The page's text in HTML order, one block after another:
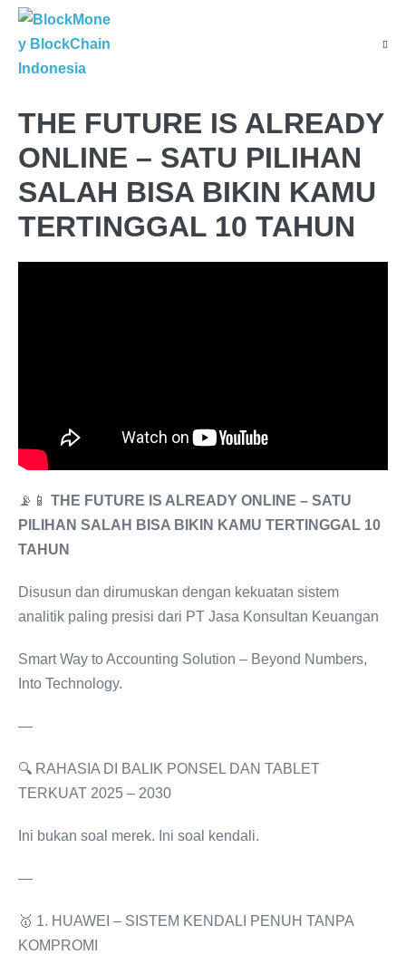
THE FUTURE IS ALREADY
ONLINE – SATU PILIHAN
SALAH BISA BIKIN KAMU
TERTINGGAL 10 TAHUN
📡📱 THE FUTURE IS ALREADY ONLINE – SATU
PILIHAN SALAH BISA BIKIN KAMU TERTINGGAL 10
TAHUN
Disusun dan dirumuskan dengan kekuatan sistem
analitik paling presisi dari PT Jasa Konsultan Keuangan
Smart Way to Accounting Solution – Beyond Numbers,
Into Technology.
—
🔍 RAHASIA DI BALIK PONSEL DAN TABLET
TERKUAT 2025 – 2030
Ini bukan soal merek. Ini soal kendali.
—
🥇 1. HUAWEI – SISTEM KENDALI PENUH TANPA
KOMPROMI